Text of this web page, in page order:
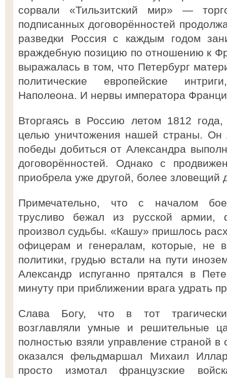
сорвали «Тильзитский мир» —
подписанных договорённостей
разведки Россия с каждым годом
враждебную позицию по отношению к
выражалась в том, что Петербург
политические европейские
Наполеона. И нервы императора
Вторгаясь в Россию летом 1812
целью уничтожения нашей страны. Он
победы добиться от Александра
договорённостей. Однако с
приобрела уже другой, более зловещий
Примечательно, что с началом
трусливо бежал из русской армии,
произвол судьбы. «Кашу» пришлось
офицерам и генералам, которые, не
политики, грудью встали на пути
Александр испуганно прятался в
минуту при приближении врага удрать
Слава Богу, что в тот
возглавляли умные и решительные
полностью взяли управление страной
оказался фельдмаршал Михаил
просто измотал французские